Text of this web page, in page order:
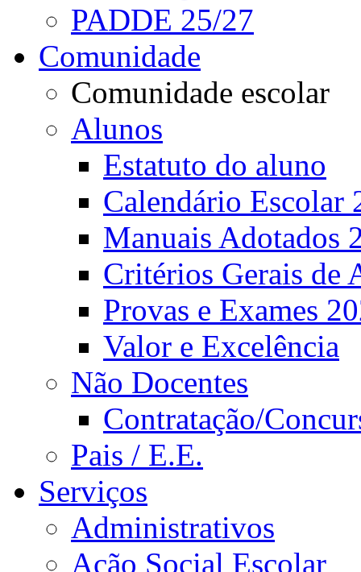
PADDE 25/27
Comunidade
Comunidade escolar
Alunos
Estatuto do aluno
Calendário Escolar
Manuais Adotados
Critérios Gerais de
Provas e Exames
Valor e Excelência
Não Docentes
Contratação/
Pais / E.E.
Serviços
Administrativos
Ação Social Escolar